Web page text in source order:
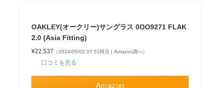
OAKLEY(オークリー)サングラス 0OO9271 FLAK
2.0 (Asia Fitting)
¥22,537 （2024/05/02 07:51時点 | Amazon調べ）
口コミを見る
Amazon